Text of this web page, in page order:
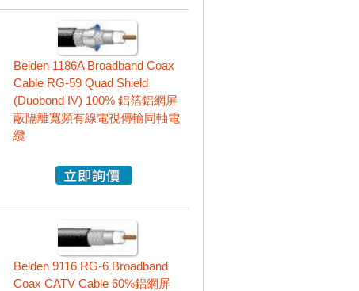
Belden 1186A Broadband Coax
Cable RG-59 Quad Shield
(Duobond IV) 100% 鋁箔鋁網屏
蔽隔離寬頻有線電視傳輸同軸電
纜
Belden 9116 RG-6 Broadband
Coax CATV Cable 60%鋁網屏